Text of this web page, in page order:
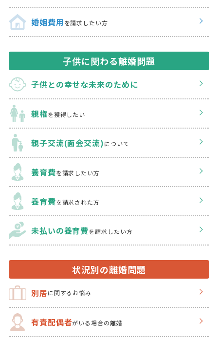
婚姻費用を請求したい方
子供に関わる離婚問題
子供との幸せな未来のために
親権を獲得したい
親子交流(面会交流)について
養育費を請求したい方
養育費を請求された方
未払いの養育費を請求したい方
状況別の離婚問題
別居に関するお悩み
有責配偶者がいる場合の離婚